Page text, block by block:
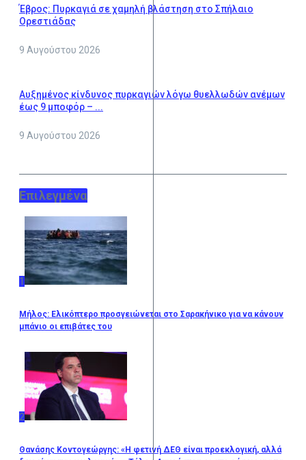
Έβρος: Πυρκαγιά σε χαμηλή βλάστηση στο Σπήλαιο
Ορεστιάδας
9 Αυγούστου 2026
Αυξημένος κίνδυνος πυρκαγιών λόγω θυελλωδών ανέμων
έως 9 μποφόρ – ...
9 Αυγούστου 2026
Επιλεγμένα
1
Μήλος: Ελικόπτερο προσγειώνεται στο Σαρακήνικο για να κάνουν
μπάνιο οι επιβάτες του
2
Θανάσης Κοντογεώργης: «Η φετινή ΔΕΘ είναι προεκλογική, αλλά